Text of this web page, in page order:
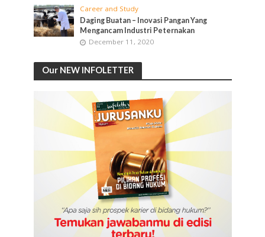
Career and Study
Daging Buatan – Inovasi Pangan Yang
Mengancam Industri Peternakan
December 11, 2020
Our NEW INFOLETTER